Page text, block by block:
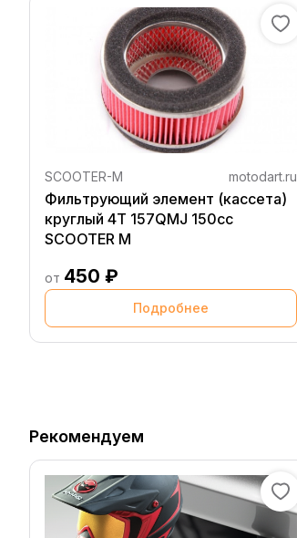
SCOOTER-M motodart.ru
Фильтрующий элемент (кассета)
круглый 4T 157QMJ 150сс
SCOOTER M
от 450 ₽
Подробнее
Рекомендуем